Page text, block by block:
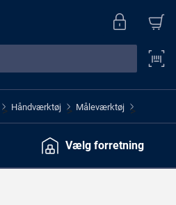
> Håndværktøj > Måleværktøj >
Vælg forretning